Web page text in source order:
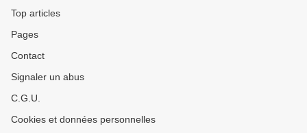
Top articles
Pages
Contact
Signaler un abus
C.G.U.
Cookies et données personnelles